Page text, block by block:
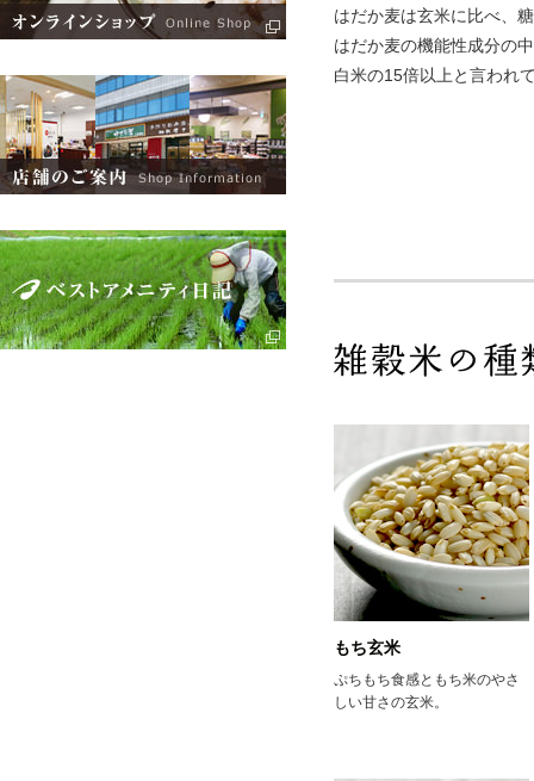
はだか麦は玄米に比べ、
はだか麦の機能性成分の
白米の15倍以上と言われ
もち玄米
ぷちもち食感ともち米のやさ
しい甘さの玄米。